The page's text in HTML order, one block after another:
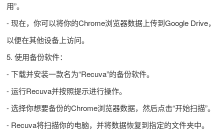
用”。
- 现在，你可以将你的Chrome浏览器数据上传到Google Drive，
以便在其他设备上访问。
5. 使用备份软件：
- 下载并安装一款名为“Recuva”的备份软件。
- 运行Recuva并按照提示进行操作。
- 选择你想要备份的Chrome浏览器数据，然后点击“开始扫描”。
- Recuva将扫描你的电脑，并将数据恢复到指定的文件夹中。